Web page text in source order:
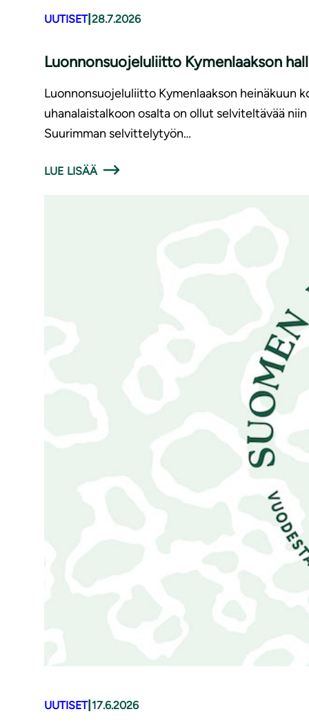
UUTISET| 28.7.2026
Luonnonsuojeluliitto Kymenlaakson
Luonnonsuojeluliitto Kymenlaakson heinäkuun
uhanalaistalkoon osalta on ollut selviteltävää
Suurimman selvittelytyön…
LUE LISÄÄ
UUTISET| 17.6.2026